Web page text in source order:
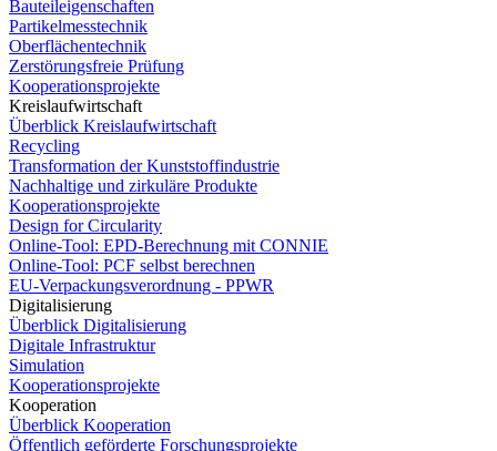
Bauteileigenschaften
Partikelmesstechnik
Oberflächentechnik
Zerstörungsfreie Prüfung
Kooperationsprojekte
Kreislaufwirtschaft
Überblick Kreislaufwirtschaft
Recycling
Transformation der Kunststoffindustrie
Nachhaltige und zirkuläre Produkte
Kooperationsprojekte
Design for Circularity
Online-Tool: EPD-Berechnung mit CONNIE
Online-Tool: PCF selbst berechnen
EU-Verpackungsverordnung - PPWR
Digitalisierung
Überblick Digitalisierung
Digitale Infrastruktur
Simulation
Kooperationsprojekte
Kooperation
Überblick Kooperation
Öffentlich geförderte Forschungsprojekte